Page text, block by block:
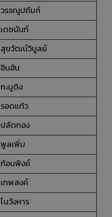
วรรณูปถัมภ์
เตชนันท์
สุขวัฒน์วิบูลย์
อินอ้น
กะมูดิง
รอดแก้ว
ปลัดกอง
พูลเพิ่ม
ก้อนพิงค์
เทพสงค์
โนวังหาร